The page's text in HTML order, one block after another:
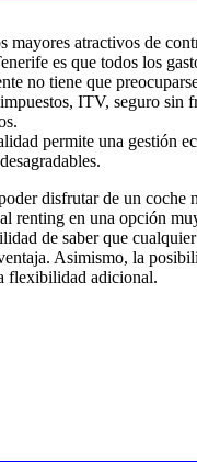
mayores atractivos de
es que todos los
no tiene que
ITV, seguro sin
permite una gestión
disfrutar de un coche
renting en una opción
de saber que
Asimismo, la
flexibilidad adicional.